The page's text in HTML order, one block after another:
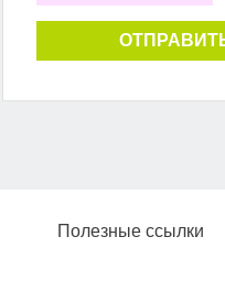
Полезные ссылки